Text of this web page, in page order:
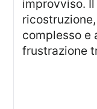
improvviso.
complesso e
frustrazione